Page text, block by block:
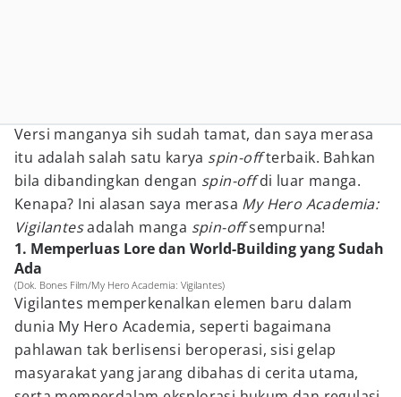
Versi manganya sih sudah tamat, dan saya merasa
itu adalah salah satu karya spin-offterbaik. Bahkan
bila dibandingkan dengan spin-offdi luar manga.
Kenapa? Ini alasan saya merasa My Hero Academia:
Vigilantesadalah manga spin-offsempurna!
1. Memperluas Lore dan World-Building yang Sudah
Ada
(Dok. Bones Film/My Hero Academia: Vigilantes)
Vigilantes memperkenalkan elemen baru dalam
dunia My Hero Academia, seperti bagaimana
pahlawan tak berlisensi beroperasi, sisi gelap
masyarakat yang jarang dibahas di cerita utama,